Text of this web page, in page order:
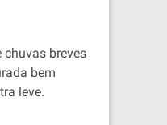
chuvas breves
bem
leve.